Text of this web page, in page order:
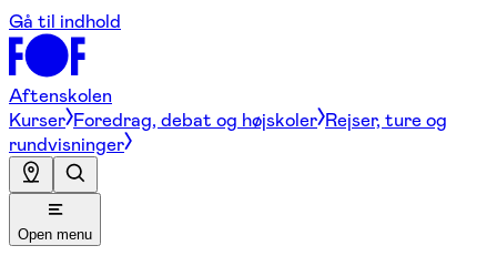
Gå til indhold
Aftenskolen
Kurser Foredrag, debat og højskoler Rejser, ture og
rundvisninger
Open menu